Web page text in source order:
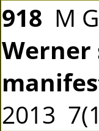
918 M
Werner
2013